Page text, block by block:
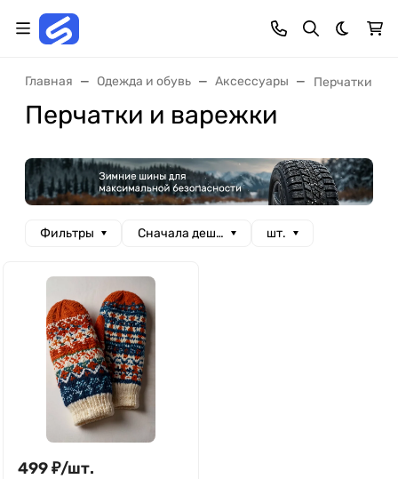
Темная
Главная Одежда и обувь Аксессуары Перчатки и
Перчатки и варежки
Фильтры Сначала дешевые шт.
499₽/шт.